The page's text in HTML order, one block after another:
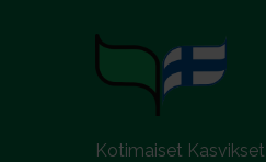
Kotimaiset Kasvikset